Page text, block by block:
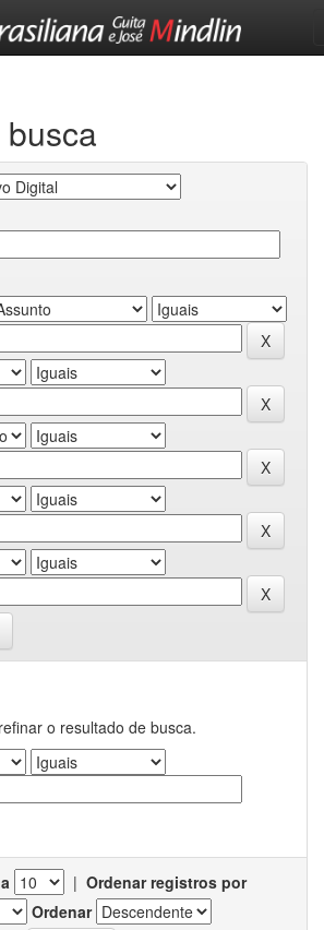
o resultado de busca.
| Ordenar registros por
Ordenar